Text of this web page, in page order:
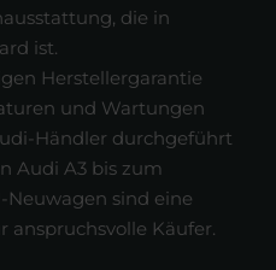
die in
ist.
Herstellergarantie
und Wartungen
Händler durchgeführt
Audi A3 bis zum
Neuwagen sind eine
anspruchsvolle Käufer.